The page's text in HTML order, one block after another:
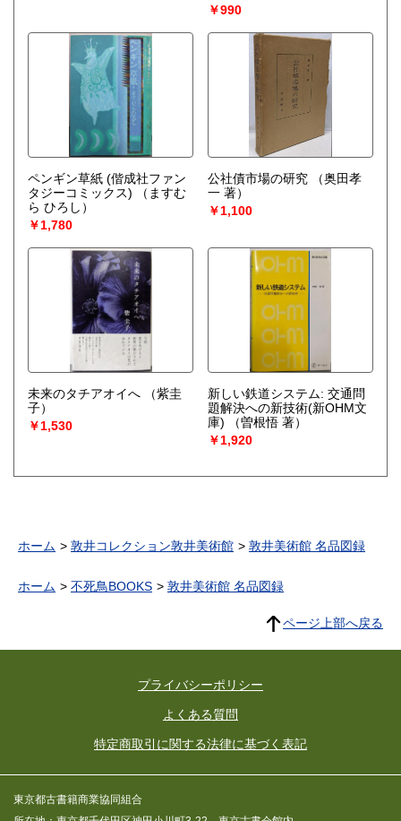
￥990
ペンギン草紙 (偕成社ファン
タジーコミックス)
（ますむ
ら ひろし）
￥1,780
公社債市場の研究
（奥田孝
一 著）
￥1,100
未来のタチアオイへ
（紫圭
子）
￥1,530
新しい鉄道システム: 交通問
題解決への新技術(新OHM文
庫)
（曽根悟 著）
￥1,920
ホーム 敦井コレクション敦井美術館 敦井美術館 名品図録
ホーム 不死鳥BOOKS 敦井美術館 名品図録
ページ上部へ戻る
プライバシーポリシー
よくある質問
特定商取引に関する法律に基づく表記
東京都古書籍商業協同組合